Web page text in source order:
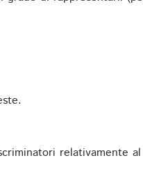
relativamente al